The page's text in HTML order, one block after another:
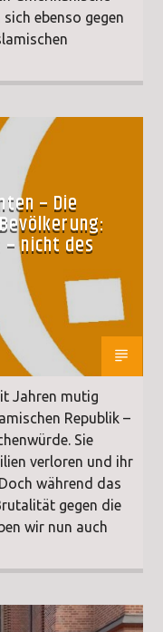
ebenso gegen
– Die
– nicht des
Jahren mutig
Republik –
Sie
verloren und ihr
während das
gegen die
wir nun auch